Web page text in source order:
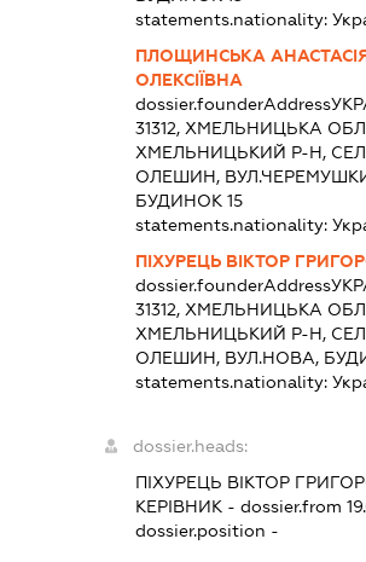
statements.nationality:
ПЛОЩИНСЬКА
ОЛЕКСІЇВНА
dossier.founderAddress
31312, ХМЕЛЬНИЦЬКА
ХМЕЛЬНИЦЬКИЙ Р-Н,
ОЛЕШИН,
БУДИНОК 15
statements.nationality:
ПІХУРЕЦЬ ВІКТОР
dossier.founderAddress
31312, ХМЕЛЬНИЦЬКА
ХМЕЛЬНИЦЬКИЙ Р-Н,
ОЛЕШИН, ВУЛ.НОВА,
statements.nationality:
dossier.heads:
ПІХУРЕЦЬ ВІКТОР
КЕРІВНИК - dossier.from
dossier.position -